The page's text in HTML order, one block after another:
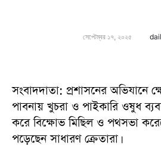
সেপ্টেম্বর ১৭, ২০২৫
সংবাদদাতা: প্রশাসনের অভিযানে
পাবনায় খুচরা ও পাইকারি ওষুধ
করে বিক্ষোভ মিছিল ও পথসভা
পড়েছেন সাধারণ ক্রেতারা।